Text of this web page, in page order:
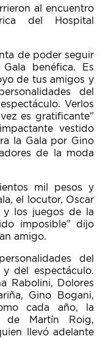
al encuentro
del Hospital
de poder seguir
benéfica. Es
de tus amigos y
del
Verlos
es gratificante”
vestido
la Gala por Gino
de la moda
mil pesos y
el locutor, Oscar
y los juegos de la
imposible” dijo
amigo.
del
del espectáculo.
Rabolini, Dolores
Gino Bogani,
cada año, la
de Martín Roig,
llevó adelante